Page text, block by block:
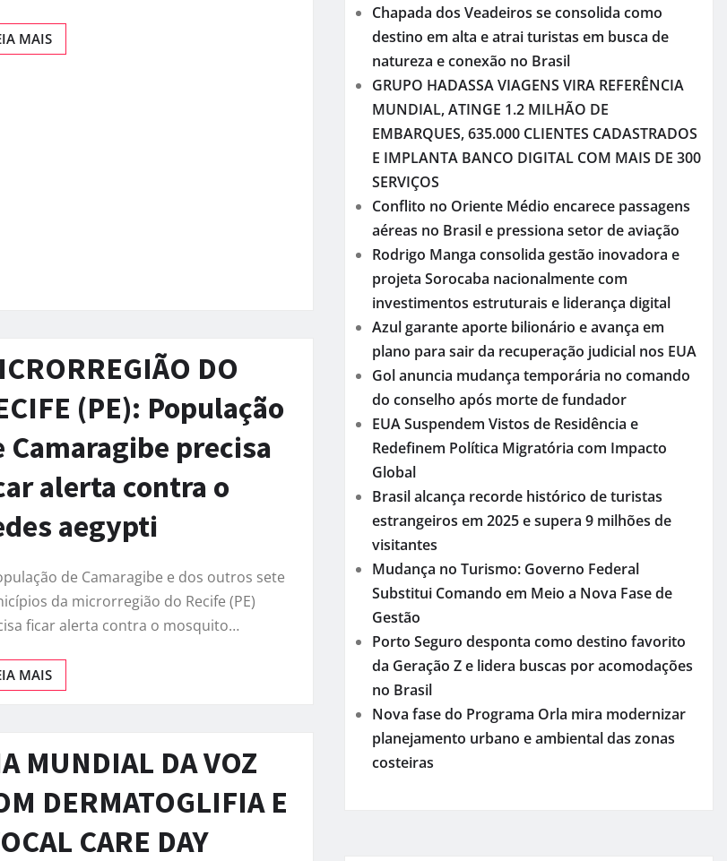
MAIS
DO
(PE): População
Camaragibe precisa
alerta contra o
aegypti
de Camaragibe e dos outros sete
da microrregião do Recife (PE)
ficar alerta contra o mosquito…
MAIS
MUNDIAL DA VOZ
DERMATOGLIFIA E
CARE DAY
Chapada dos Veadeiros se consolida como
destino em alta e atrai turistas em busca de
natureza e conexão no Brasil
GRUPO HADASSA VIAGENS VIRA REFERÊNCIA
MUNDIAL, ATINGE 1.2 MILHÃO DE
EMBARQUES, 635.000 CLIENTES CADASTRADOS
E IMPLANTA BANCO DIGITAL COM MAIS DE 300
SERVIÇOS
Conflito no Oriente Médio encarece passagens
aéreas no Brasil e pressiona setor de aviação
Rodrigo Manga consolida gestão inovadora e
projeta Sorocaba nacionalmente com
investimentos estruturais e liderança digital
Azul garante aporte bilionário e avança em
plano para sair da recuperação judicial nos EUA
Gol anuncia mudança temporária no comando
do conselho após morte de fundador
EUA Suspendem Vistos de Residência e
Redefinem Política Migratória com Impacto
Global
Brasil alcança recorde histórico de turistas
estrangeiros em 2025 e supera 9 milhões de
visitantes
Mudança no Turismo: Governo Federal
Substitui Comando em Meio a Nova Fase de
Gestão
Porto Seguro desponta como destino favorito
da Geração Z e lidera buscas por acomodações
no Brasil
Nova fase do Programa Orla mira modernizar
planejamento urbano e ambiental das zonas
costeiras